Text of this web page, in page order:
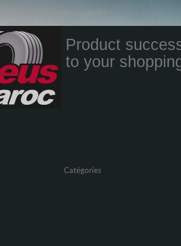
AU MAROC LIVRÉS ET MONTÉS
Product
to your
Catégories